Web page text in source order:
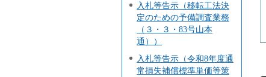
入札等告示（移転工法決
定のための予備調査業務
（３・３・83号山本
通））
入札等告示（令和8年度通
常損失補償標準単価等策